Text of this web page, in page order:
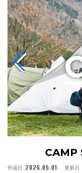
CAMP
作成日 2026.05.01 更新日